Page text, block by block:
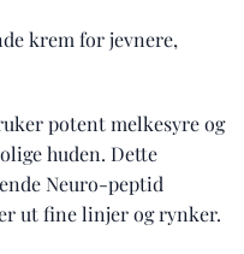
krem for jevnere,
potent melkesyre og
huden. Dette
Neuro-peptid
ut fine linjer og rynker.